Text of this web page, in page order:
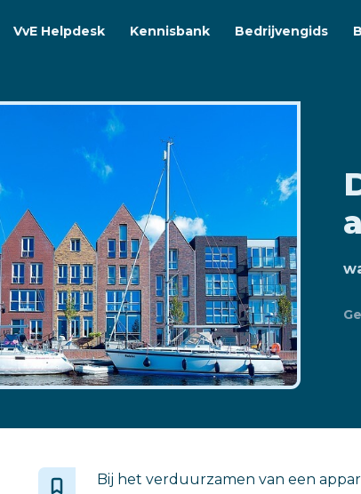
VvE Helpdesk Kennisbank Bedrijvengids
Bij het verduurzamen van een